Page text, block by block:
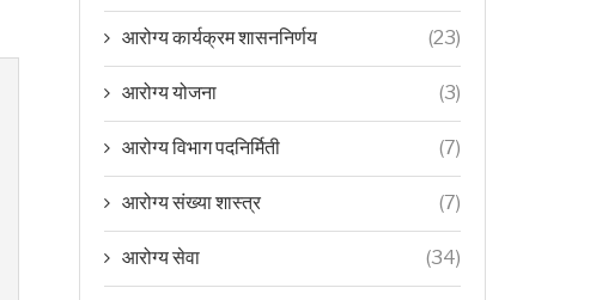
आरोग्य कार्यक्रम शासननिर्णय (23)
आरोग्य योजना (3)
आरोग्य विभाग पदनिर्मिती (7)
आरोग्य संख्या शास्त्र (7)
आरोग्य सेवा (34)